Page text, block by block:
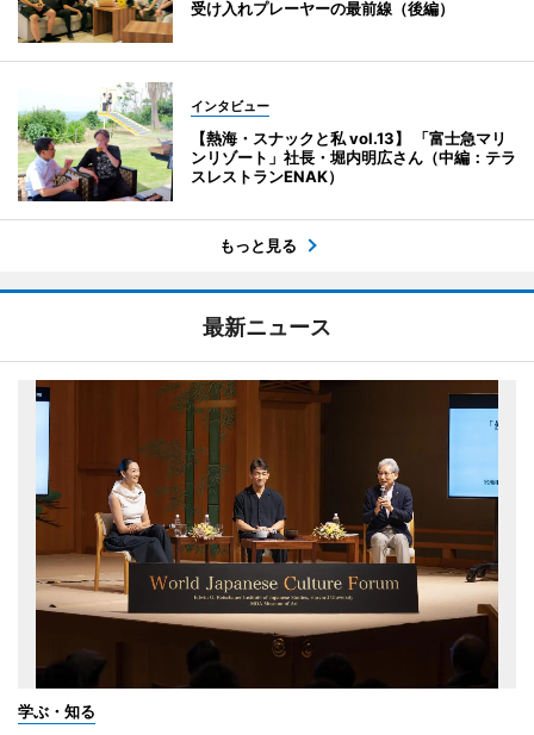
受け入れプレーヤーの最前線（後編）
インタビュー
【熱海・スナックと私 vol.13】 「富士急マリ
ンリゾート」社長・堀内明広さん（中編：テラ
スレストランENAK）
もっと見る
最新ニュース
学ぶ・知る